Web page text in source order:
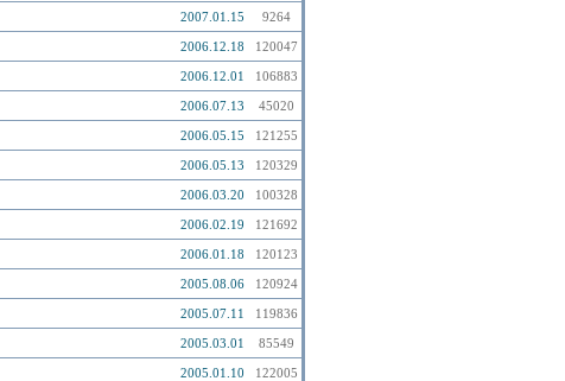
2007.01.15 9264
2006.12.18 120047
2006.12.01 106883
2006.07.13 45020
2006.05.15 121255
2006.05.13 120329
2006.03.20 100328
2006.02.19 121692
2006.01.18 120123
2005.08.06 120924
2005.07.11 119836
2005.03.01 85549
2005.01.10 122005